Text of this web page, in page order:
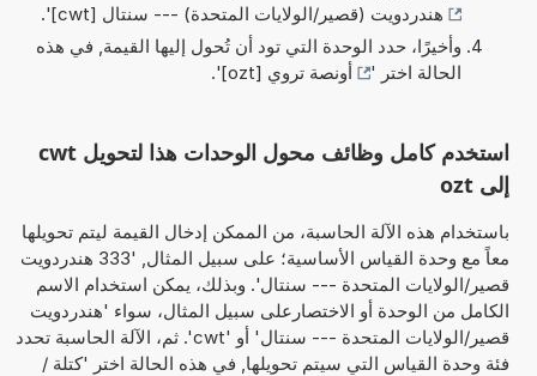
هندردويت (قصير/الولايات المتحدة) --- سنتال [cwt]
'.
وأخيرًا، حدد الوحدة التي تود أن تُحول إليها القيمة, في هذه
الحالة اختر '
أونصة تروي [ozt] '.
استخدم كامل وظائف محول الوحدات هذا لتحويل cwt
إلى ozt
باستخدام هذه الآلة الحاسبة، من الممكن إدخال القيمة ليتم تحويلها
معاً مع وحدة القياس الأساسية؛ على سبيل المثال, '333 هندردويت
قصير/الولايات المتحدة --- سنتال'. وبذلك، يمكن استخدام الاسم
الكامل من الوحدة أو الاختصارعلى سبيل المثال، سواء 'هندردويت
قصير/الولايات المتحدة --- سنتال' أو 'cwt'. ثم، الآلة الحاسبة تحدد
فئة وحدة القياس التي سيتم تحويلها, في هذه الحالة اختر 'كتلة /